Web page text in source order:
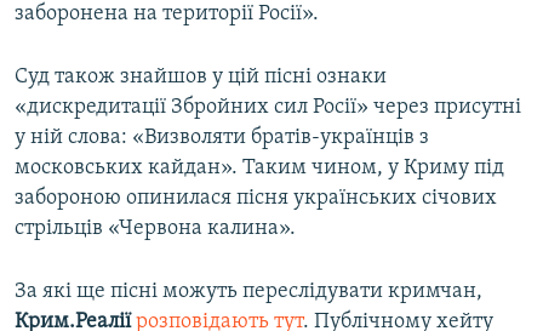
заборонена на території Росії».
Суд також знайшов у цій пісні ознаки
«дискредитації Збройних сил Росії» через присутні
у ній слова: «Визволяти братів-українців з
московських кайдан». Таким чином, у Криму під
забороною опинилася пісня українських січових
стрільців «Червона калина».
За які ще пісні можуть переслідувати кримчан,
Крим.Реалії розповідають тут. Публічному хейту